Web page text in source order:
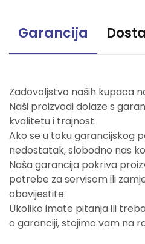
Garancija
Zadovoljstvo naših kupaca
Naši proizvodi dolaze s
kvalitetu i trajnost.
Ako se u toku garancijskog
nedostatak, slobodno nas
Naša garancija pokriva
potrebe za servisom ili
obavijestite.
Ukoliko imate pitanja ili
o garanciji, stojimo vam na